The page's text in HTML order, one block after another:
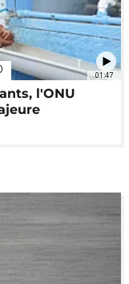
01:47
l'ONU